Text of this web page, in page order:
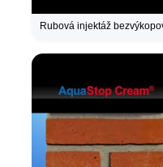
Rubová injektáž